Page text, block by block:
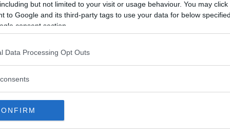
but not limited to your visit or usage behaviour. You may
to Google and its third-party tags to use your data for below
consent section.
Data Processing Opt Outs
av typ B, med den senaste bussen
kanaler PCIe Gen3 med maximal teoretisk
på 4 GB/s.